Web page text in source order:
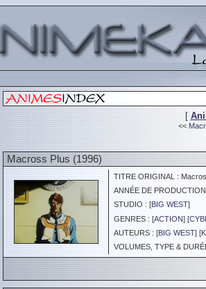
[
<<
Macross Plus (1996)
TITRE ORIGINAL :
ANNÉE DE
STUDIO : [BIG WEST]
GENRES : [ACTION] [
AUTEURS : [BIG WEST] [
VOLUMES, TYPE &